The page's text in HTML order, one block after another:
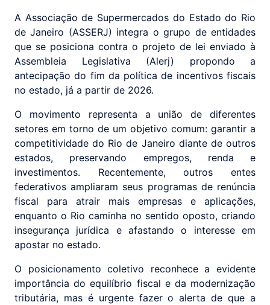
A Associação de Supermercados do Estado do Rio
de Janeiro (ASSERJ) integra o grupo de entidades
que se posiciona contra o projeto de lei enviado à
Assembleia Legislativa (Alerj) propondo a
antecipação do fim da política de incentivos fiscais
no estado, já a partir de 2026.
O movimento representa a união de diferentes
setores em torno de um objetivo comum: garantir a
competitividade do Rio de Janeiro diante de outros
estados, preservando empregos, renda e
investimentos. Recentemente, outros entes
federativos ampliaram seus programas de renúncia
fiscal para atrair mais empresas e aplicações,
enquanto o Rio caminha no sentido oposto, criando
insegurança jurídica e afastando o interesse em
apostar no estado.
O posicionamento coletivo reconhece a evidente
importância do equilíbrio fiscal e da modernização
tributária, mas é urgente fazer o alerta de que a